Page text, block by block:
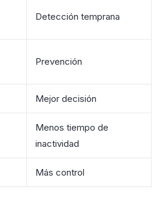
Detección temprana
Prevención
Mejor decisión
Menos tiempo de
inactividad
Más control